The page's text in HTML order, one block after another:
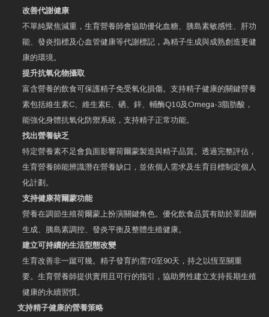
改善代謝健康
不單純聚焦減重，生育營養師會協助優化血糖、胰島素敏感性、肝功
能、發炎指標及心血管健康等代謝標記，為精子生成與成熟創造更健
康的環境。
提升抗氧化物攝取
富含營養的飲食可保護精子免受氧化損傷。支持精子健康的關鍵營養
素包括維生素C、維生素E、硒、鋅、輔酶Q10及Omega-3脂肪酸，
能強化身體抗氧化防禦系統，支持精子正常功能。
找出營養缺乏
特定營養素不足會負面影響荷爾蒙製造與精子品質。透過完整評估，
生育營養師能辨識潛在營養缺口，並依個人需求及生育目標制定個人
化計劃。
支持健康荷爾蒙功能
營養在調節生殖荷爾蒙上扮演關鍵角色。優化飲食品質有助於睪固酮
生成、胰島素調控、發炎平衡及整體生殖健康。
建立可持續的生活型態改變
生育改善非一蹴可幾。精子發育約需70至90天，持之以恆至關重
要。生育營養師提供實用且可行的指引，協助男性建立支持長期生殖
健康的永續習慣。
支持精子健康的營養策略